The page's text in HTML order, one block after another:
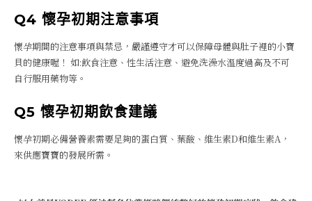
Q4 懷孕初期注意事項
懷孕期間的注意事項與禁忌，嚴謹遵守才可以保障母體與肚子裡的小寶
貝的健康喔！ 如:飲食注意、性生活注意、避免洗澡水溫度過高及不可
自行服用藥物等。
Q5 懷孕初期飲食建議
懷孕初期必備營養素需要足夠的蛋白質、葉酸、維生素D和維生素A，
來供應寶寶的發展所需。